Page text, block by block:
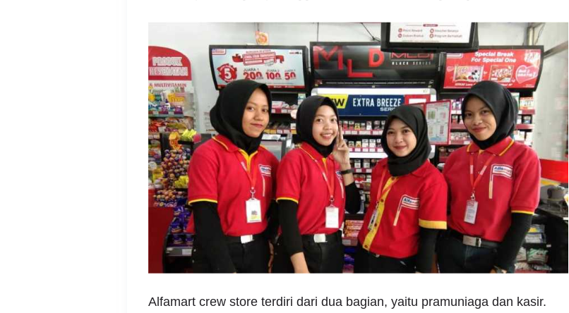
Alfamart crew store terdiri dari dua bagian, yaitu pramuniaga dan kasir.